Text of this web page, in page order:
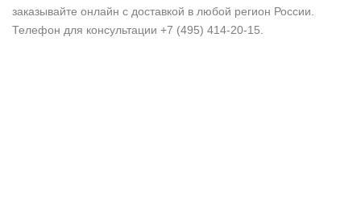
заказывайте онлайн с доставкой в любой регион России.
Телефон для консультации +7 (495) 414-20-15.